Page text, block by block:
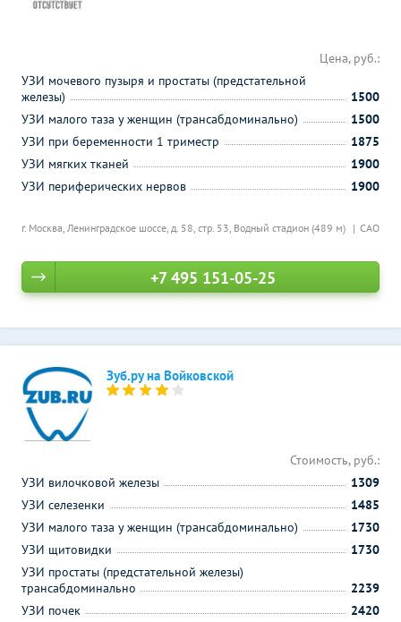
г. Москва, Ленинградское шоссе, д. 58, стр. 53, Водный стадион (489 м) САО
Цена, руб.:
УЗИ мочевого пузыря и простаты (предстательной
железы)
1500
УЗИ малого таза у женщин (трансабдоминально)
1500
УЗИ при беременности 1 триместр
1875
УЗИ мягких тканей
1900
УЗИ периферических нервов
1900
+7 495 151-05-25
Зуб.ру на Войковской
Стоимость, руб.:
УЗИ вилочковой железы
1309
УЗИ селезенки
1485
УЗИ малого таза у женщин (трансабдоминально)
1730
УЗИ щитовидки
1730
УЗИ простаты (предстательной железы)
трансабдоминально
2239
УЗИ почек
2420